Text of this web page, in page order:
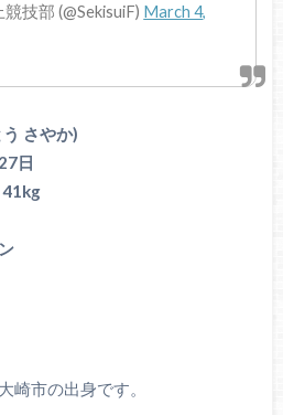
技部 (@SekisuiF) March 4,
さやか)
日
41kg
崎市の出身です。